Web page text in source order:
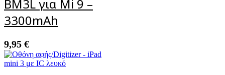
BM3L για Mi 9 –
3300mAh
9,95 €